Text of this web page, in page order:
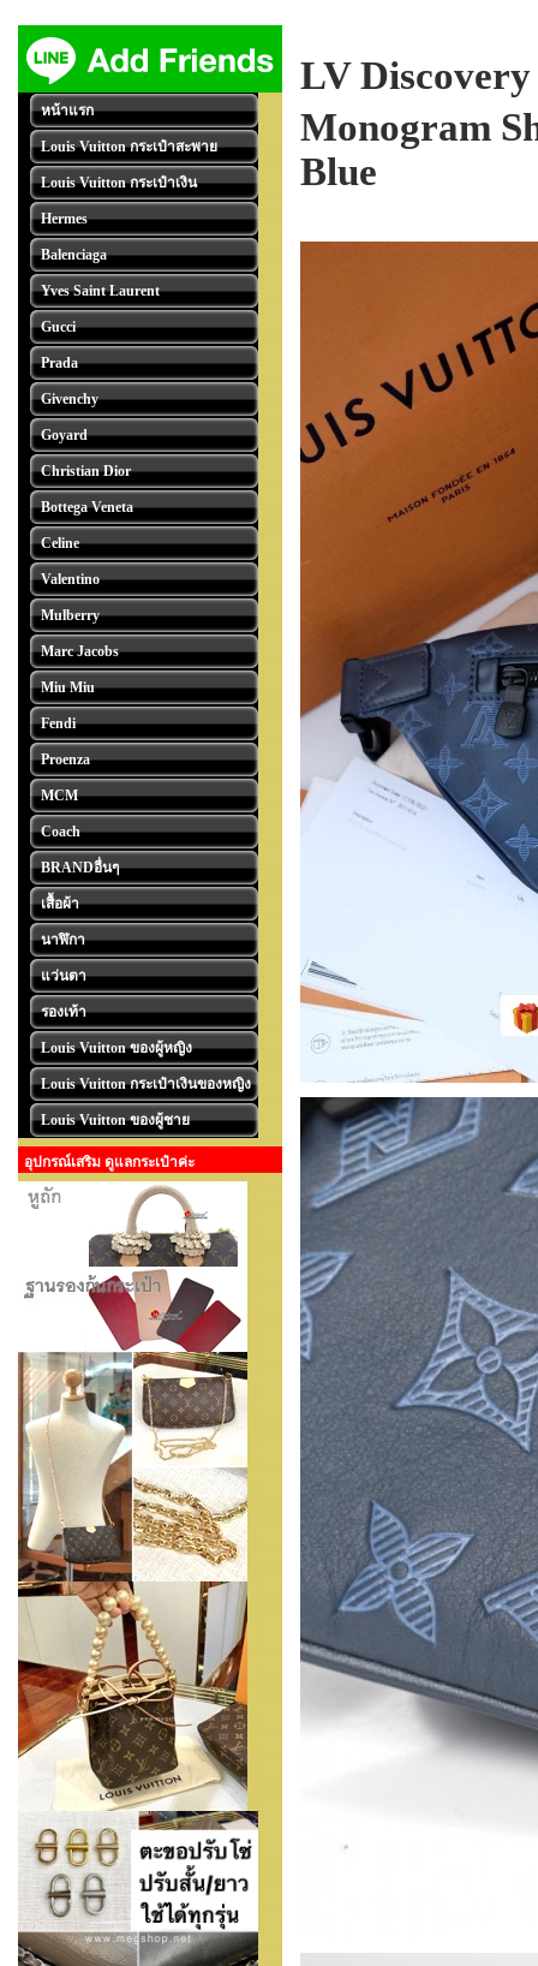
หน้าแรก
Louis Vuitton กระเป๋าสะพาย
Louis Vuitton กระเป๋าเงิน
Hermes
Balenciaga
Yves Saint Laurent
Gucci
Prada
Givenchy
Goyard
Christian Dior
Bottega Veneta
Celine
Valentino
Mulberry
Marc Jacobs
Miu Miu
Fendi
Proenza
MCM
Coach
BRANDอื่นๆ
เสื้อผ้า
นาฬิกา
แว่นตา
รองเท้า
Louis Vuitton ของผู้หญิง
Louis Vuitton กระเป๋าเงินของหญิง
Louis Vuitton ของผู้ชาย
อุปกรณ์เสริม ดูแลกระเป๋าค่ะ
LV
Monogram
Blue